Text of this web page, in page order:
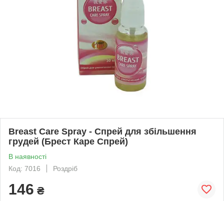
Breast Care Spray - Спрей для збільшення
грудей (Брест Каре Спрей)
В наявності
Код: 7016
Роздріб
146 ₴